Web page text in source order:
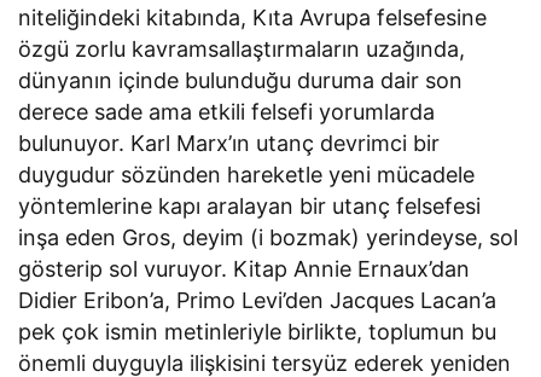
niteliğindeki kitabında, Kıta Avrupa felsefesine
özgü zorlu kavramsallaştırmaların uzağında,
dünyanın içinde bulunduğu duruma dair son
derece sade ama etkili felsefi yorumlarda
bulunuyor. Karl Marx’ın utanç devrimci bir
duygudur sözünden hareketle yeni mücadele
yöntemlerine kapı aralayan bir utanç felsefesi
inşa eden Gros, deyim (i bozmak) yerindeyse, sol
gösterip sol vuruyor. Kitap Annie Ernaux’dan
Didier Eribon’a, Primo Levi’den Jacques Lacan’a
pek çok ismin metinleriyle birlikte, toplumun bu
önemli duyguyla ilişkisini tersyüz ederek yeniden